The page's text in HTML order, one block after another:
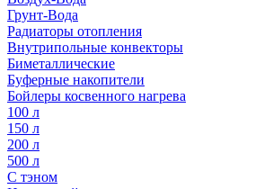
Грунт-Вода
Радиаторы отопления
Внутрипольные конвекторы
Биметаллические
Буферные накопители
Бойлеры косвенного нагрева
100 л
150 л
200 л
500 л
С тэном